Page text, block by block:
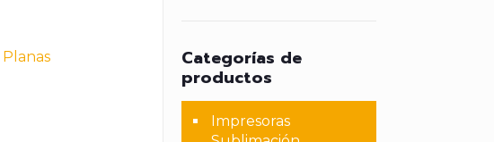
Planas Categorías de
productos
Impresoras